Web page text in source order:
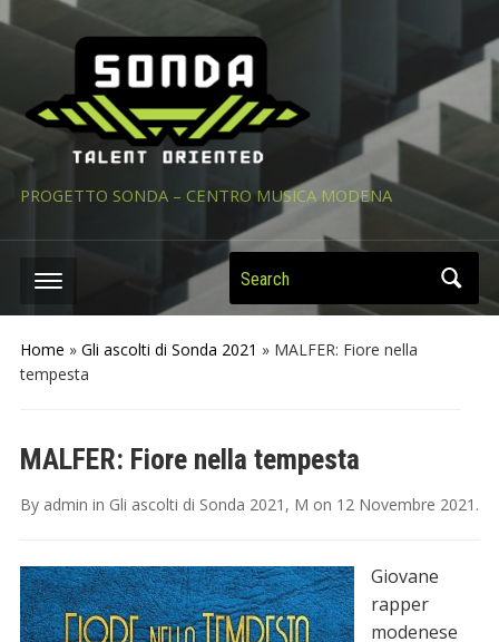
PROGETTO SONDA – CENTRO MUSICA MODENA
Search
Home » Gli ascolti di Sonda 2021 » MALFER: Fiore nella
tempesta
MALFER: Fiore nella tempesta
By admin in Gli ascolti di Sonda 2021 , M on 12 Novembre 2021 .
Giovane
rapper
modenese